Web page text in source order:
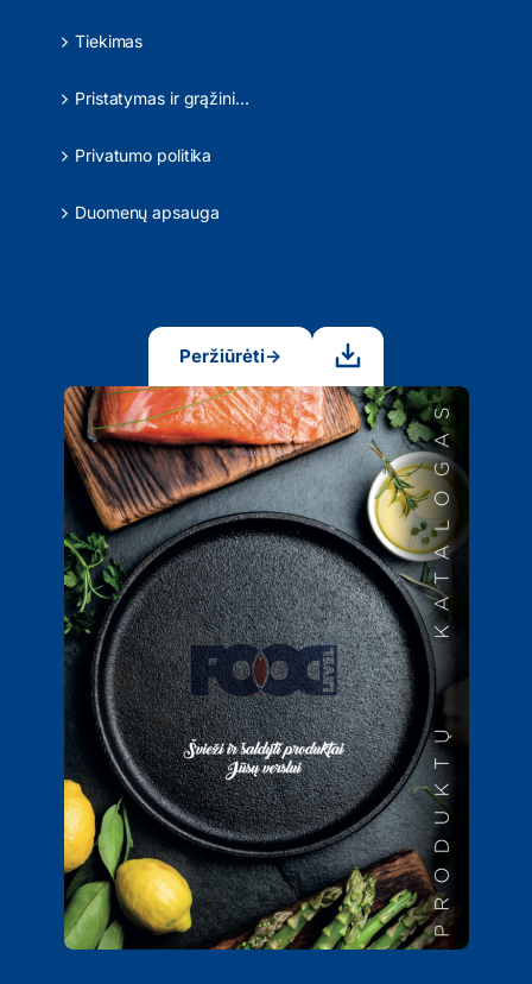
Tiekimas
Pristatymas ir grąžinimas
Privatumo politika
Duomenų apsauga
Peržiūrėti→